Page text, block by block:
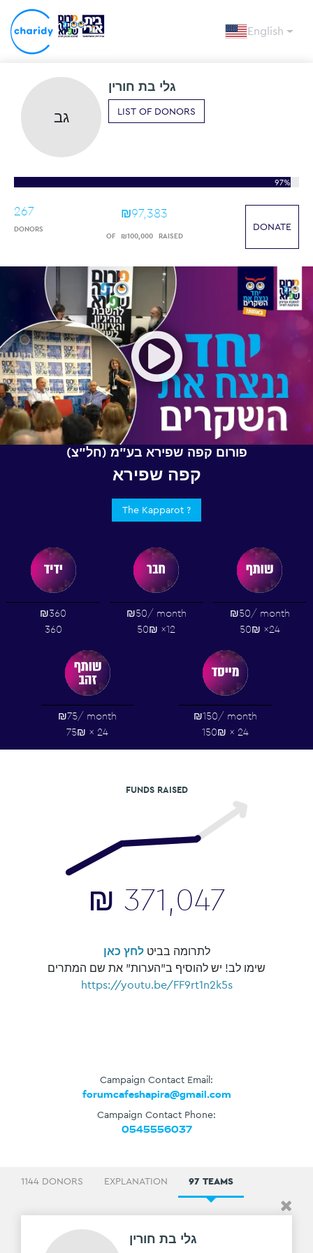
English
גב
גלי בת חורין
LIST OF DONORS
97%
267
DONORS
₪97,383
OF ₪100,000 RAISED
DONATE
פורום קפה שפירא בע"מ (חל"צ)
קפה שפירא
The Kapparot ?
₪360
360
₪50/ month
50₪ ×12
₪50/ month
50₪ ×24
₪75/ month
75₪ × 24
₪150/ month
150₪ × 24
FUNDS RAISED
₪ 371,047
לתרומה בביטלחץ כאן
שימו לב! יש להוסיף ב"הערות" את שם המתרים
https://youtu.be/FF9rt1n2k5s
Campaign Contact Email:
forumcafeshapira@gmail.com
Campaign Contact Phone:
0545556037
1144 DONORS EXPLANATION 97 TEAMS
גלי בת חורין